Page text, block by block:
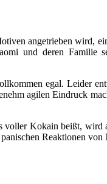
angetrieben wird,
und deren Familie
egal. Leider
agilen Eindruck
voller Kokain beißt,
Reaktionen von